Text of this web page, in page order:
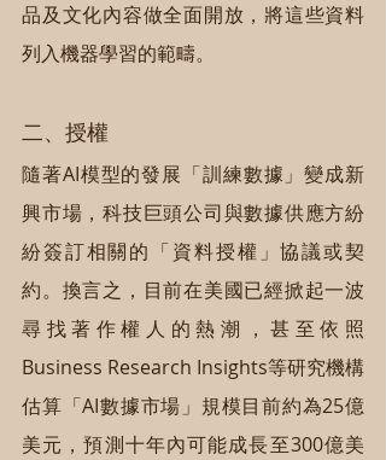
品及文化內容做全面開放，將這些資料
列入機器學習的範疇。
二、授權
隨著AI模型的發展「訓練數據」變成新
興市場，科技巨頭公司與數據供應方紛
紛簽訂相關的「資料授權」協議或契
約。換言之，目前在美國已經掀起一波
尋找著作權人的熱潮，甚至依照
Business Research Insights等研究機構
估算「AI數據市場」規模目前約為25億
美元，預測十年內可能成長至300億美